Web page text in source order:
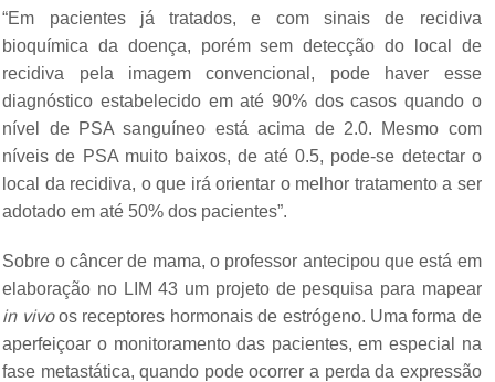
“Em pacientes já tratados, e com sinais de recidiva
bioquímica da doença, porém sem detecção do local de
recidiva pela imagem convencional, pode haver esse
diagnóstico estabelecido em até 90% dos casos quando o
nível de PSA sanguíneo está acima de 2.0. Mesmo com
níveis de PSA muito baixos, de até 0.5, pode-se detectar o
local da recidiva, o que irá orientar o melhor tratamento a ser
adotado em até 50% dos pacientes”.
Sobre o câncer de mama, o professor antecipou que está em
elaboração no LIM 43 um projeto de pesquisa para mapear
in vivoos receptores hormonais de estrógeno. Uma forma de
aperfeiçoar o monitoramento das pacientes, em especial na
fase metastática, quando pode ocorrer a perda da expressão